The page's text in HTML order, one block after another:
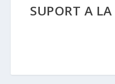
SUPORT A